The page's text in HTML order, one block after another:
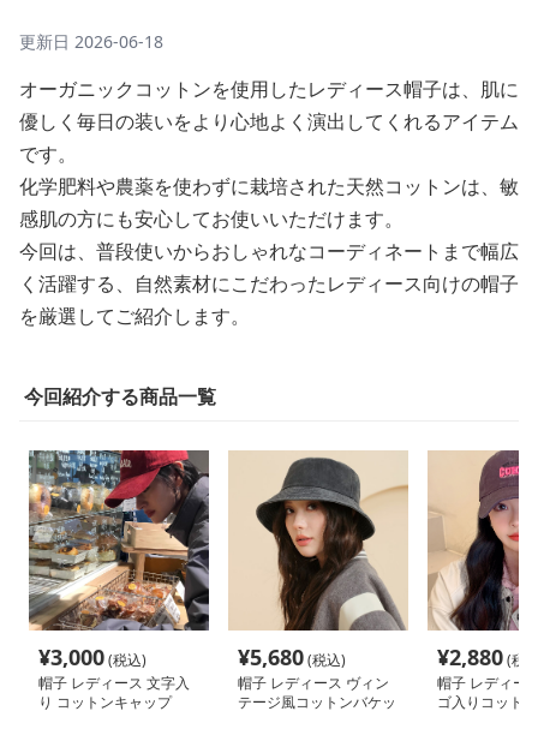
更新日 2026-06-18
オーガニックコットンを使用したレディース帽子は、肌に
優しく毎日の装いをより心地よく演出してくれるアイテム
です。
化学肥料や農薬を使わずに栽培された天然コットンは、敏
感肌の方にも安心してお使いいただけます。
今回は、普段使いからおしゃれなコーディネートまで幅広
く活躍する、自然素材にこだわったレディース向けの帽子
を厳選してご紹介します。
今回紹介する商品一覧
¥3,000(税込)
帽子 レディース 文字入
り コットンキャップ
¥5,680(税込)
帽子 レディース ヴィン
テージ風コットンバケッ
¥2,880(税
帽子 レディー
ゴ入りコット